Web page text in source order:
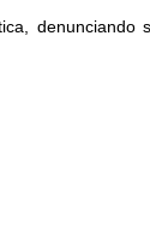
denunciando